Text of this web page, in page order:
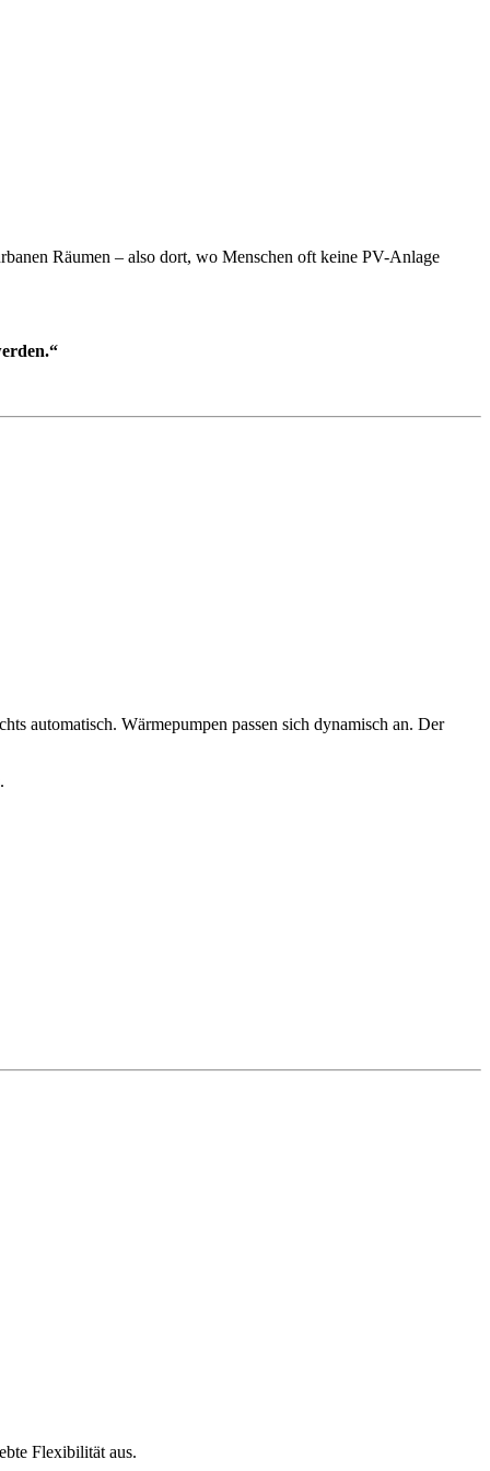
Räumen – also dort, wo Menschen oft keine PV-Anlage
automatisch. Wärmepumpen passen sich dynamisch an. Der
Flexibilität aus.